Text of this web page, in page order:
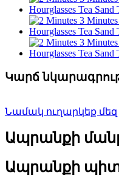
Կարճ
Նամակ ուղարկեք մեզ
Ապրանքի
Ապրանքի